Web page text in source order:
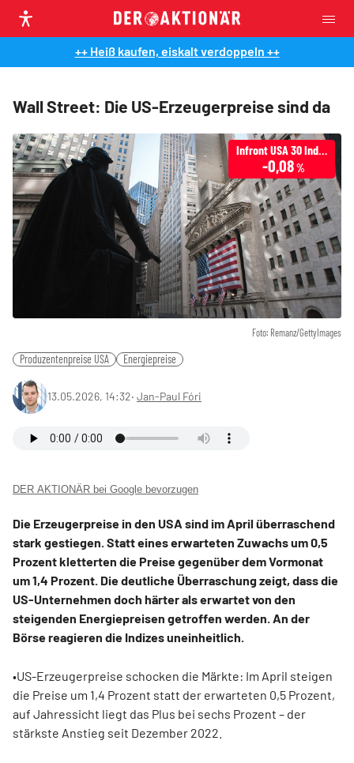
++ Heiß kaufen, eiskalt verdoppeln ++
Wall Street: Die US-Erzeugerpreise sind da
Foto: Remanz/GettyImages
Infront USA 30 Industrial
-0,08 %
Produzentenpreise USA Energiepreise
13.05.2026, 14:32‧ Jan-Paul Fóri
DER AKTIONÄR bei Google bevorzugen
Die Erzeugerpreise in den USA sind im April überraschend
stark gestiegen. Statt eines erwarteten Zuwachs um 0,5
Prozent kletterten die Preise gegenüber dem Vormonat
um 1,4 Prozent. Die deutliche Überraschung zeigt, dass die
US-Unternehmen doch härter als erwartet von den
steigenden Energiepreisen getroffen werden. An der
Börse reagieren die Indizes uneinheitlich.
•US-Erzeugerpreise schocken die Märkte: Im April steigen
die Preise um 1,4 Prozent statt der erwarteten 0,5 Prozent,
auf Jahressicht liegt das Plus bei sechs Prozent – der
stärkste Anstieg seit Dezember 2022.